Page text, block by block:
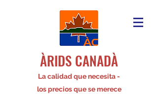
ÀRIDS CANADÀ
La calidad que necesita -
los precios que se merece